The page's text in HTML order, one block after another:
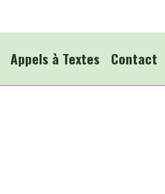
Appels à Textes Contact